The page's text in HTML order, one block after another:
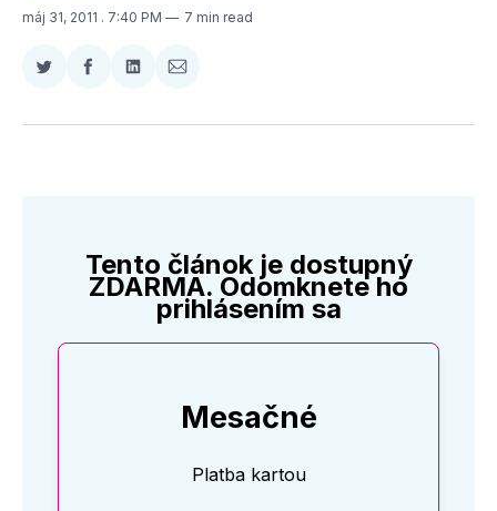
máj 31, 2011 . 7:40 PM 7 min read
Zdieľať
Twitter
Zdieľať
Facebooku
Zdieľať
LinkedIne
Zdieľať
E-
Tento článok je dostupný
ZDARMA. Odomknete ho
prihlásením sa
Mesačné
Platba kartou